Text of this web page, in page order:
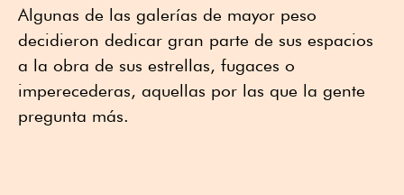
Algunas de las galerías de mayor peso
decidieron dedicar gran parte de sus espacios
a la obra de sus estrellas, fugaces o
imperecederas, aquellas por las que la gente
pregunta más.